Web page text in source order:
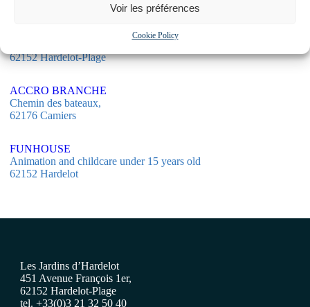
Voir les préférences
Cookie Policy
62152 Hardelot-Plage
ACCRO BRANCHE
Chemin des bateaux,
62176 Camiers
FUNHOUSE
Animation and childcare under 15 years old
62152 Hardelot
Les Jardins d’Hardelot
451 Avenue François 1er,
62152 Hardelot-Plage
tel. +33(0)3 21 32 50 40